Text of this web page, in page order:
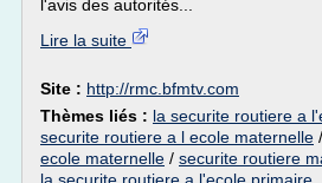
l'avis des autorités...
Lire la suite
Site : http://rmc.bfmtv.com
Thèmes liés : la securite routiere a
securite routiere a l ecole maternelle /
ecole maternelle / securite routiere